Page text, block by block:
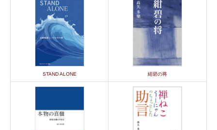
STAND ALONE 紺碧の将